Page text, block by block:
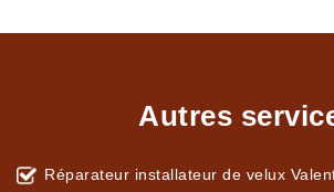
Autres
Réparateur installateur de velux